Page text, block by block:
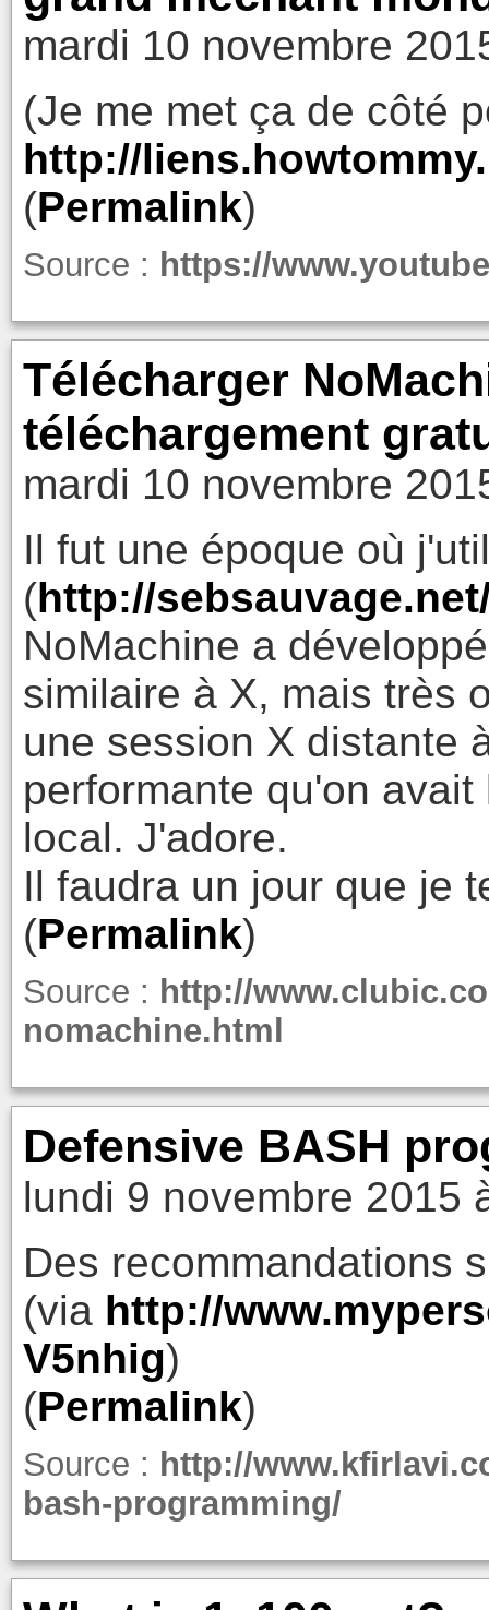
mardi 10 novembre
(Je me met ça de côté
http://
(Permalink)
Source : https://
Télécharger
téléchargement
mardi 10 novembre
Il fut une époque où
(http://
NoMachine a
similaire à X, mais très
une session X distante
performante qu'on
local. J'adore.
Il faudra un jour que je
(Permalink)
Source : http://
nomachine.html
Defensive BASH
lundi 9 novembre 2015
Des recommandations
(via http://
V5nhig)
(Permalink)
Source : http://
bash-programming/